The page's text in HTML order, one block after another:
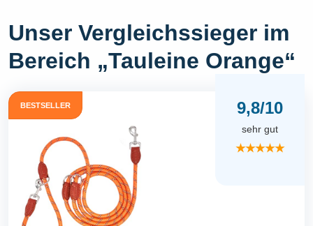
Unser Vergleichssieger im
Bereich „Tauleine Orange“
BESTSELLER 9,8/10
sehr gut
★★★★★